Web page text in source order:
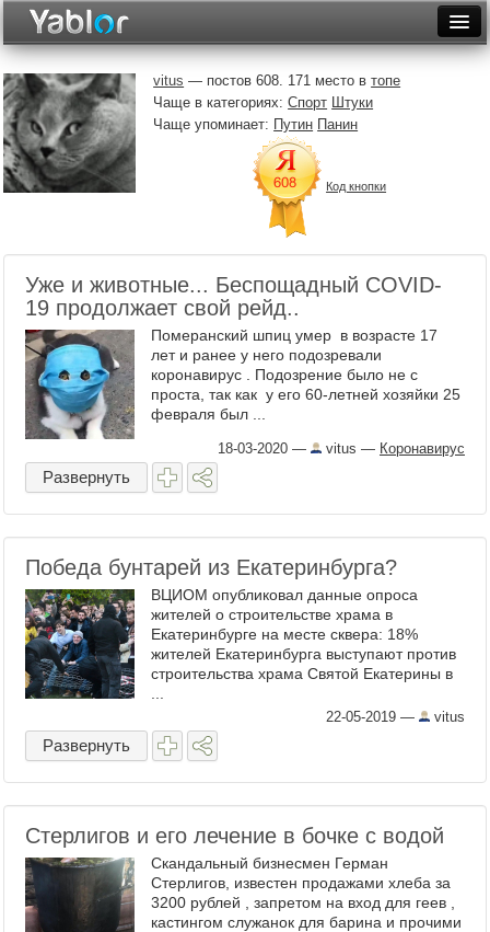
Неделя
Месяц
Рейтинги
Фототоп
Видеотоп
vitus — постов 608. 171 место втопе
Чаще в категориях:Спорт Штуки
Чаще упоминает: Путин Панин
Код кнопки
Уже и животные... Беспощадный COVID-
19 продолжает свой рейд..
Померанский шпиц умер в возрасте 17
лет и ранее у него подозревали
коронавирус . Подозрение было не с
проста, так как у его 60-летней хозяйки 25
февраля был ...
18-03-2020 — vitus — Коронавирус
Развернуть
Победа бунтарей из Екатеринбурга?
ВЦИОМ опубликовал данные опроса
жителей о строительстве храма в
Екатеринбурге на месте сквера: 18%
жителей Екатеринбурга выступают против
строительства храма Святой Екатерины в
22-05-2019 — vitus
Развернуть
Стерлигов и его лечение в бочке с водой
Скандальный бизнесмен Герман
Стерлигов, известен продажами хлеба за
3200 рублей , запретом на вход для геев ,
кастингом служанок для барина и прочими